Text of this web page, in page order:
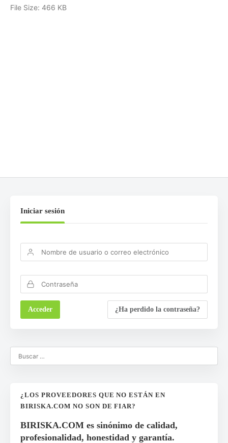
File Size: 466 KB
Iniciar sesión
¿Ha perdido la contraseña?
¿LOS PROVEEDORES QUE NO ESTÁN EN
BIRISKA.COM NO SON DE FIAR?
BIRISKA.COM es sinónimo de calidad,
profesionalidad, honestidad y garantía.